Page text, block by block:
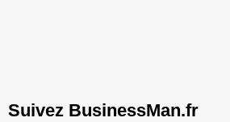
Suivez BusinessMan.fr